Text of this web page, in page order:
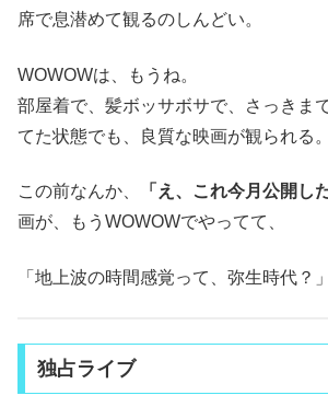
席で息潜めて観るのしんどい。
WOWOWは、もうね。
部屋着で、髪ボッサボサで、さっきま
てた状態でも、良質な映画が観られる。
この前なんか、 「え、これ今月公開し
画が、もうWOWOWでやってて、
「地上波の時間感覚って、弥生時代？
独占ライブ